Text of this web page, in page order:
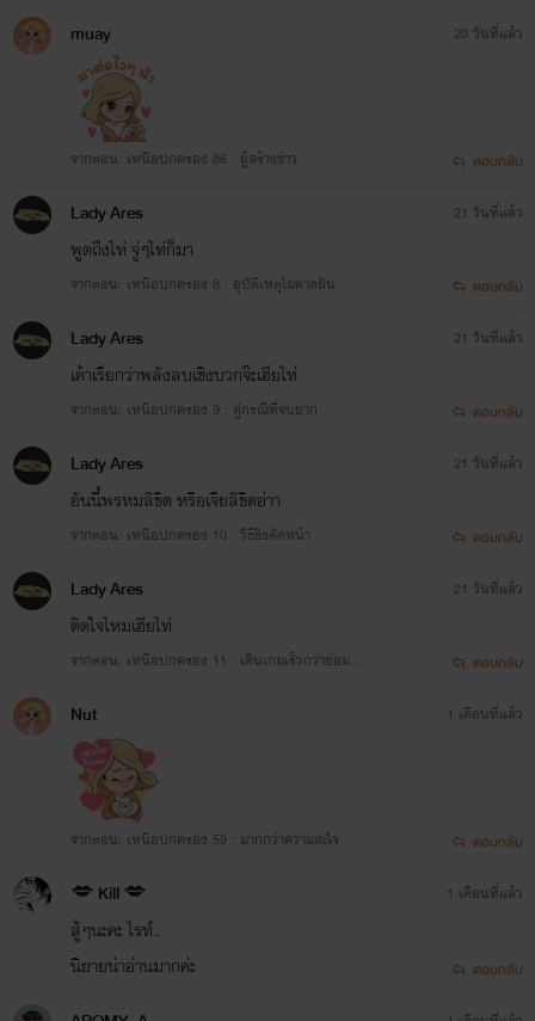
muay
จากตอน: เหนือปกครอง 86 : ผู้สร้างข่าว
20 วันที่แล้ว
ตอบกลับ
Lady Ares
พูดถึงไท่ จู่ๆไท่ก็มา
จากตอน: เหนือปกครอง 8 : อุบัติเหตุไม่คาดฝัน
21 วันที่แล้ว
ตอบกลับ
Lady Ares
เค้าเรียกว่าพลังลบเชิงบวกจ๊ะเฮียไท่
จากตอน: เหนือปกครอง 9 : คู่กรณีที่จบยาก
21 วันที่แล้ว
ตอบกลับ
Lady Ares
อันนี้พรหมลิขิต หรือเจียลิขิตอ่าา
จากตอน: เหนือปกครอง 10 : วิธีชิงตัดหน้า
21 วันที่แล้ว
ตอบกลับ
Lady Ares
ติดใจไหมเฮียไท่
จากตอน: เหนือปกครอง 11 : เดินเกมเร็วกว่าย่อมชน
21 วันที่แล้ว
ตอบกลับ
Nut
จากตอน: เหนือปกครอง 59 : มากกว่าความสะใจ
1 เดือนที่แล้ว
ตอบกลับ
💋 Kill 💋
สู้ๆนะคะ ไรท์..
นิยายน่าอ่านมากค่ะ
1 เดือนที่แล้ว
ตอบกลับ